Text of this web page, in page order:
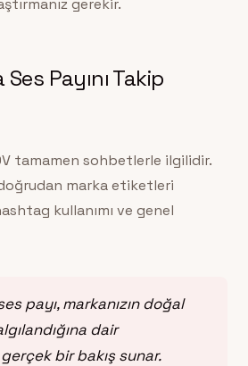
gerekir.
Payını Takip
tamamen sohbetlerle ilgilidir.
marka etiketleri
kullanımı ve genel
payı, markanızın doğal
dair
bir bakış sunar.